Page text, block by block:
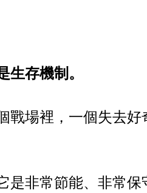
存機制。
戰場裡，一個失去好
是非常節能、非常保